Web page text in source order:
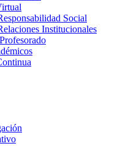
Social
Institucionales